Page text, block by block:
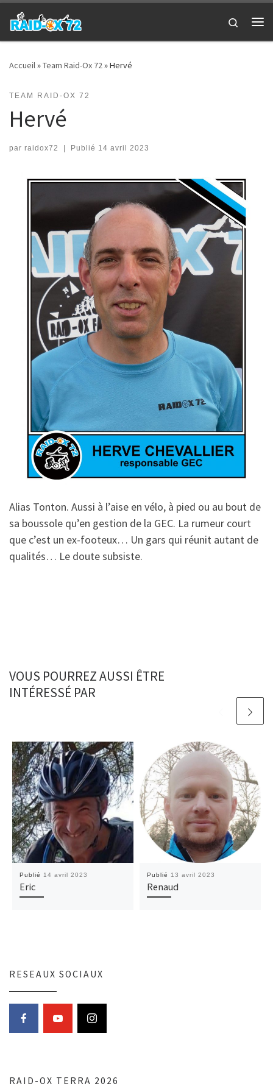
Passer au contenu
Search
Accueil»Team Raid-Ox 72»Hervé
TEAM RAID-OX 72
Hervé
par raidox72 | Publié 14 avril 2023
Alias Tonton. Aussi à l’aise en vélo, à pied ou au bout de
sa boussole qu’en gestion de la GEC. La rumeur court
que c’est un ex-footeux… Un gars qui réunit autant de
qualités… Le doute subsiste.
VOUS POURREZ AUSSI ÊTRE
INTÉRESSÉ PAR
Publié 14 avril 2023
Eric
Publié 13 avril 2023
Renaud
RESEAUX SOCIAUX
RAID-OX TERRA 2026